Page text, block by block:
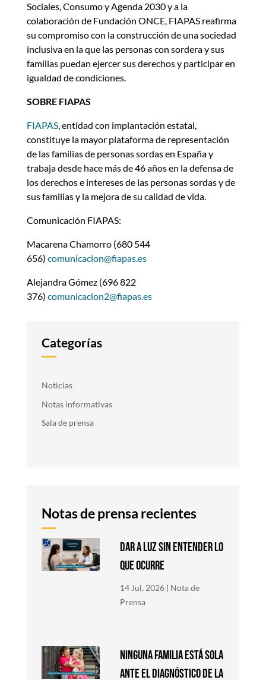
Sociales, Consumo y Agenda 2030 y a la
colaboración de Fundación ONCE, FIAPAS reafirma
su compromiso con la construcción de una sociedad
inclusiva en la que las personas con sordera y sus
familias puedan ejercer sus derechos y participar en
igualdad de condiciones.
SOBRE FIAPAS
FIAPAS, entidad con implantación estatal,
constituye la mayor plataforma de representación
de las familias de personas sordas en España y
trabaja desde hace más de 46 años en la defensa de
los derechos e intereses de las personas sordas y de
sus familias y la mejora de su calidad de vida.
Comunicación FIAPAS:
Macarena Chamorro (680 544
656) comunicacion@fiapas.es
Alejandra Gómez (696 822
376) comunicacion2@fiapas.es
Categorías
Noticias
Notas informativas
Sala de prensa
DAR A LUZ SIN ENTENDER LO
QUE OCURRE
14 Jul, 2026 | Nota de
Prensa
NINGUNA FAMILIA ESTÁ SOLA
ANTE EL DIAGNÓSTICO DE LA
Notas de prensa recientes